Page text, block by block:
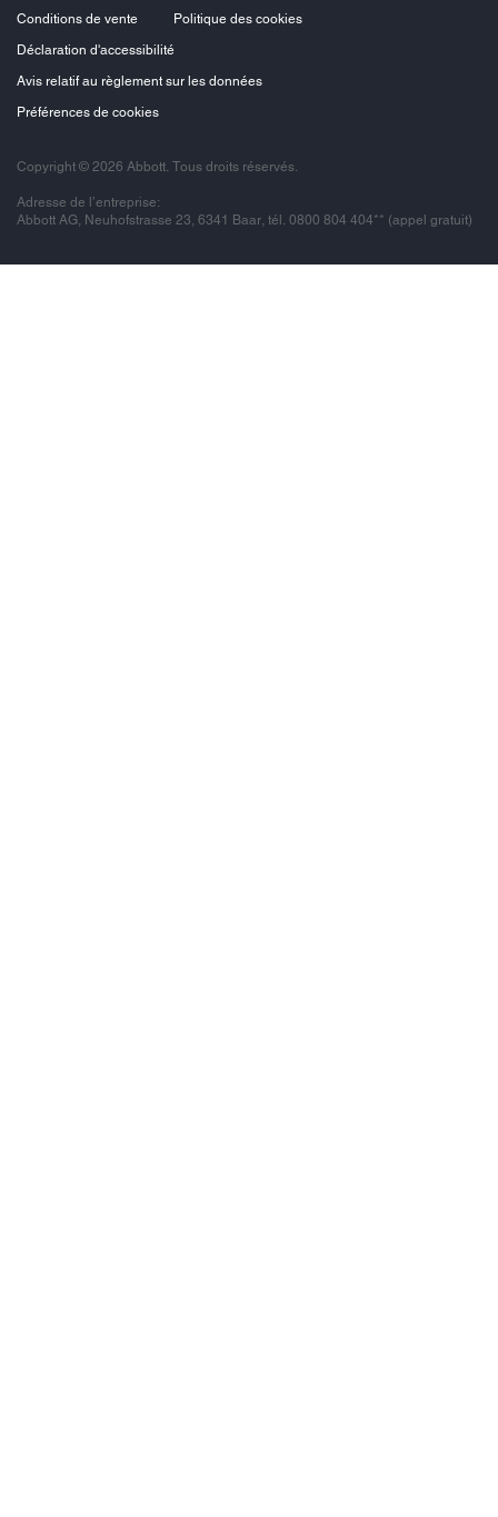
Conditions de vente
Politique des cookies
Déclaration d'accessibilité
Avis relatif au règlement sur les données
Préférences de cookies
Copyright © 2026 Abbott. Tous droits réservés.
Adresse de l’entreprise:
Abbott AG, Neuhofstrasse 23, 6341 Baar, tél. 0800 804 404** (appel gratuit)